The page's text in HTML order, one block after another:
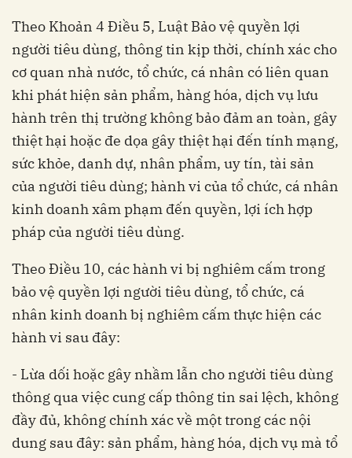
Theo Khoản 4 Điều 5, Luật Bảo vệ quyền lợi
người tiêu dùng, thông tin kịp thời, chính xác cho
cơ quan nhà nước, tổ chức, cá nhân có liên quan
khi phát hiện sản phẩm, hàng hóa, dịch vụ lưu
hành trên thị trường không bảo đảm an toàn, gây
thiệt hại hoặc đe dọa gây thiệt hại đến tính mạng,
sức khỏe, danh dự, nhân phẩm, uy tín, tài sản
của người tiêu dùng; hành vi của tổ chức, cá nhân
kinh doanh xâm phạm đến quyền, lợi ích hợp
pháp của người tiêu dùng.
Theo Điều 10, các hành vi bị nghiêm cấm trong
bảo vệ quyền lợi người tiêu dùng, tổ chức, cá
nhân kinh doanh bị nghiêm cấm thực hiện các
hành vi sau đây:
- Lừa dối hoặc gây nhầm lẫn cho người tiêu dùng
thông qua việc cung cấp thông tin sai lệch, không
đầy đủ, không chính xác về một trong các nội
dung sau đây: sản phẩm, hàng hóa, dịch vụ mà tổ